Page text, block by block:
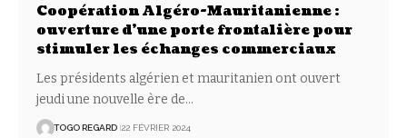
Coopération Algéro-Mauritanienne :
ouverture d’une porte frontalière pour
stimuler les échanges commerciaux
Les présidents algérien et mauritanien ont ouvert
jeudi une nouvelle ère de…
TOGO REGARD 22 FÉVRIER 2024